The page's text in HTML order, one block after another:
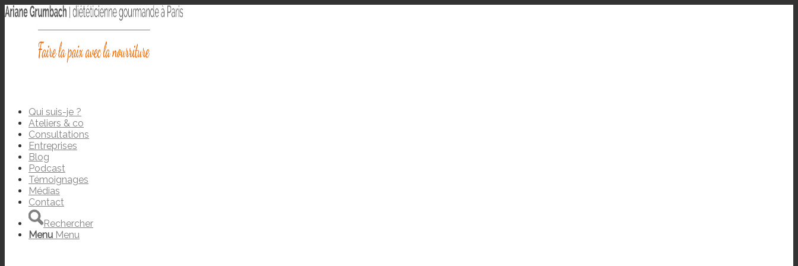
Qui suis-je ?
Ateliers & co
Consultations
Entreprises
Blog
Podcast
Témoignages
Médias
Contact
Rechercher
Menu Menu